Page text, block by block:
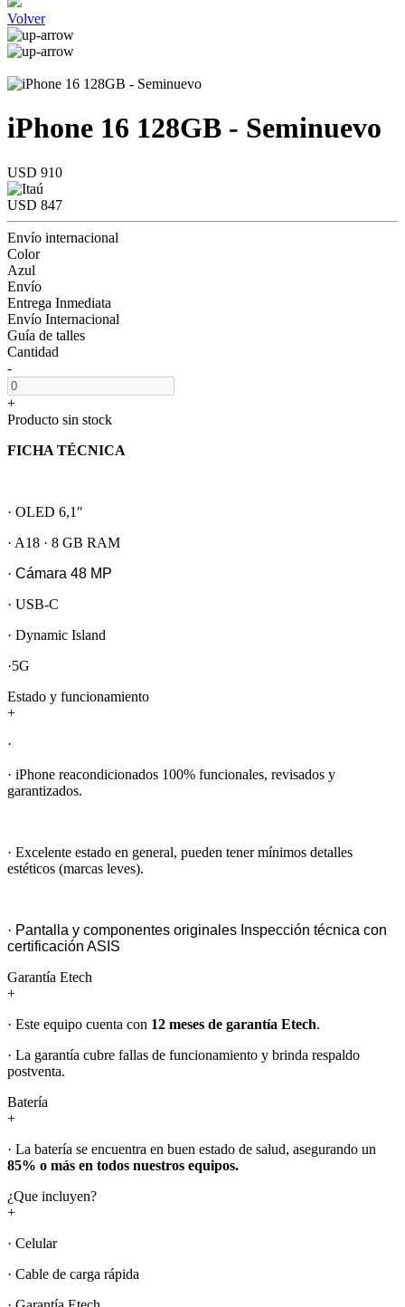
Volver
iPhone 16 128GB - Seminuevo
USD 910
USD 847
Envío internacional
Color
Azul
Envío
Entrega Inmediata
Envío Internacional
Guía de talles
Cantidad
-
+
Producto sin stock
FICHA TÉCNICA
· OLED 6,1″
· A18 · 8 GB RAM
· Cámara 48 MP
· USB-C
· Dynamic Island
·5G
Estado y funcionamiento
+
·
· iPhone reacondicionados 100% funcionales, revisados y
garantizados.
· Excelente estado en general, pueden tener mínimos detalles
estéticos (marcas leves).
· Pantalla y componentes originales Inspección técnica con
certificación ASIS
Garantía Etech
+
· Este equipo cuenta con 12 meses de garantía Etech.
· La garantía cubre fallas de funcionamiento y brinda respaldo
postventa.
Batería
+
· La batería se encuentra en buen estado de salud, asegurando un
85% o más en todos nuestros equipos.
¿Que incluyen?
+
· Celular
· Cable de carga rápida